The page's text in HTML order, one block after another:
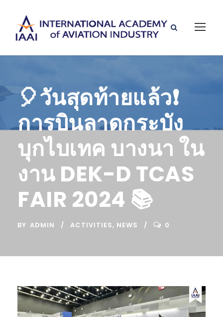
🎈วันสุดท้ายแล้ว❗️
การบินลาดกระบัง
บุกไบเทค บางนา ใน
งาน DEK-D TCAS
FAIR 2024 📚
BY ADMIN ACTIVITIES, NEWS 0